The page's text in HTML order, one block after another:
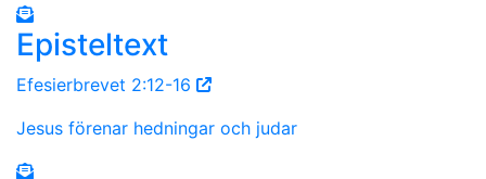
Episteltext
Efesierbrevet 2:12-16
Jesus förenar hedningar och judar